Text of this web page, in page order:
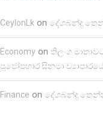
CeylonLk on දේශබන්දු
Economy on තිලංග
පූජෝපහාර සිනමා
Finance on දේශබන්දු